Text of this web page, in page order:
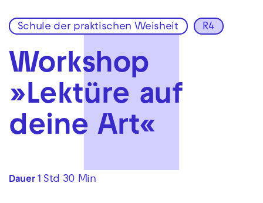
Zur Hauptnavigation springen
Zum Hauptinhalt springen
Schule der praktischen Weisheit R4
Workshop
»Lektüre auf
deine Art«
Dauer 1 Std 30 Min